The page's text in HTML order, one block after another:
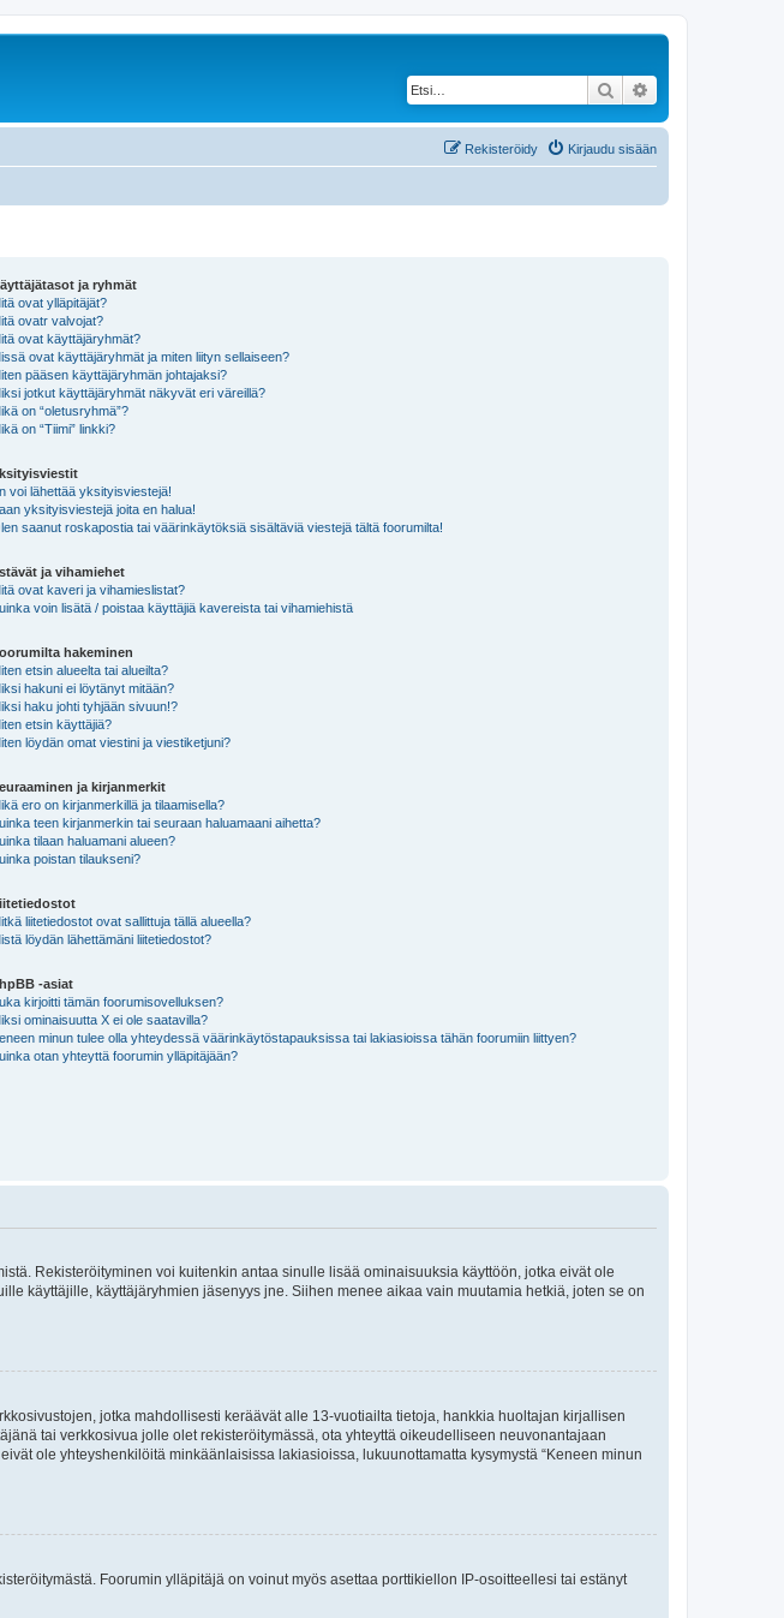
Etsi
Kirjaudu sisään
Rekisteröidy
ja ryhmät
ovat ylläpitäjät?
ovatr valvojat?
ovat käyttäjäryhmät?
ovat käyttäjäryhmät ja miten liityn sellaiseen?
pääsen käyttäjäryhmän johtajaksi?
jotkut käyttäjäryhmät näkyvät eri väreillä?
on “oletusryhmä”?
on “Tiimi” linkki?
voi lähettää yksityisviestejä!
yksityisviestejä joita en halua!
saanut roskapostia tai väärinkäytöksiä sisältäviä viestejä tältä foorumilta!
ja vihamiehet
ovat kaveri ja vihamieslistat?
voin lisätä / poistaa käyttäjiä kavereista tai vihamiehistä
hakeminen
etsin alueelta tai alueilta?
hakuni ei löytänyt mitään?
haku johti tyhjään sivuun!?
etsin käyttäjiä?
löydän omat viestini ja viestiketjuni?
ja kirjanmerkit
ero on kirjanmerkillä ja tilaamisella?
teen kirjanmerkin tai seuraan haluamaani aihetta?
tilaan haluamani alueen?
poistan tilaukseni?
liitetiedostot ovat sallittuja tällä alueella?
löydän lähettämäni liitetiedostot?
-asiat
kirjoitti tämän foorumisovelluksen?
ominaisuutta X ei ole saatavilla?
minun tulee olla yhteydessä väärinkäytöstapauksissa tai lakiasioissa tähän foorumiin liittyen?
otan yhteyttä foorumin ylläpitäjään?
Rekisteröityminen voi kuitenkin antaa sinulle lisää ominaisuuksia käyttöön, jotka eivät ole
käyttäjille, käyttäjäryhmien jäsenyys jne. Siihen menee aikaa vain muutamia hetkiä, joten se on
jotka mahdollisesti keräävät alle 13-vuotiailta tietoja, hankkia huoltajan kirjallisen
tai verkkosivua jolle olet rekisteröitymässä, ota yhteyttä oikeudelliseen neuvonantajaan
ole yhteyshenkilöitä minkäänlaisissa lakiasioissa, lukuunottamatta kysymystä “Keneen minun
Foorumin ylläpitäjä on voinut myös asettaa porttikiellon IP-osoitteellesi tai estänyt